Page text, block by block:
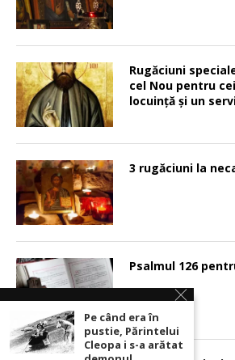
Rugăciuni
cel Nou pentru
locuinţă şi un
3 rugăciuni la
Psalmul 126
Pe când era în
pustie, Părintelui
Cleopa i s-a arătat